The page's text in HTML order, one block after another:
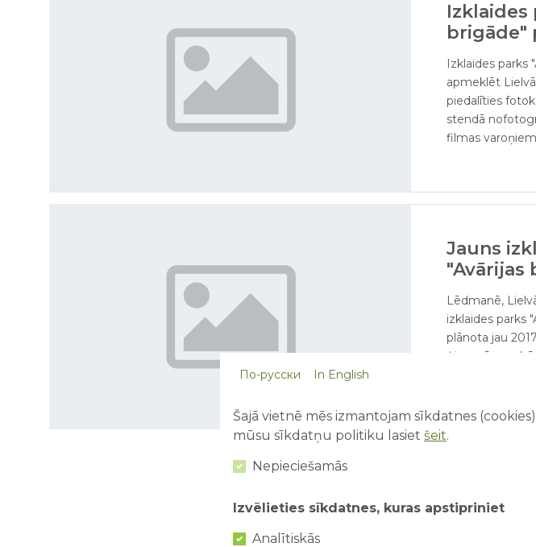
Izklaides
brigāde"
Izklaides parks
apmeklēt
piedalīties
stendā
filmas
Jauns
"Avārijas
Lēdmanē,
izklaides parks
plānota jau
ģimenēm ar
По-русски In English
Šajā vietnē mēs izmantojam sīkdatnes
mūsu sīkdatņu politiku lasiet šeit.
Nepieciešamās
Izvēlieties sīkdatnes, kuras apstipriniet
Analītiskās